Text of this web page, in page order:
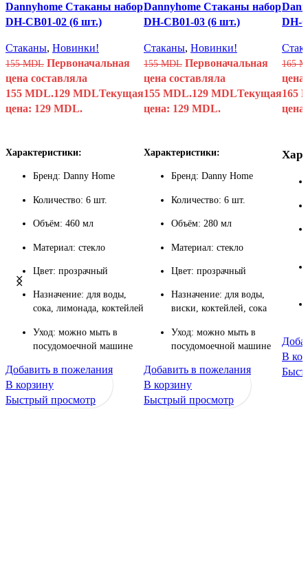
Dannyhome Стаканы набор
DH-CB01-02 (6 шт.)
Стаканы, Новинки!
155MDL Первоначальная
цена составляла
155 MDL.129 MDLТекущая
цена: 129 MDL.
Характеристики:
Бренд: Danny Home
Количество: 6 шт.
Объём: 460 мл
Материал: стекло
Цвет: прозрачный
Назначение: для воды,
сока, лимонада, коктейлей
Уход: можно мыть в
посудомоечной машине
Добавить в пожелания
В корзину
Быстрый просмотр
Dannyhome Стаканы набор
DH-CB01-03 (6 шт.)
Стаканы, Новинки!
155MDL Первоначальная
цена составляла
155 MDL.129 MDLТекущая
цена: 129 MDL.
Характеристики:
Бренд: Danny Home
Количество: 6 шт.
Объём: 280 мл
Материал: стекло
Цвет: прозрачный
Назначение: для воды,
виски, коктейлей, сока
Уход: можно мыть в
посудомоечной машине
Добавить в пожелания
В корзину
Быстрый просмотр
DH-
165
цена
165
В